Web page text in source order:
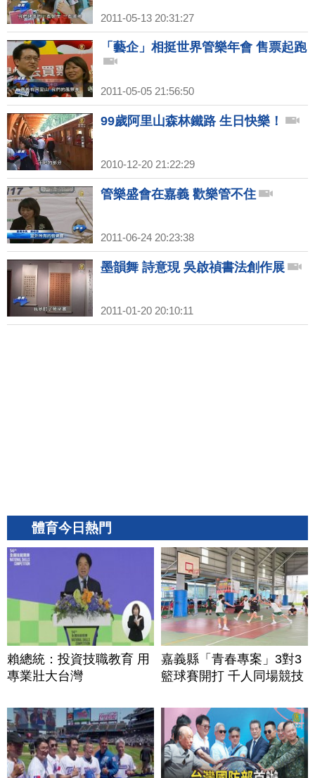
2011-05-13 20:31:27
「藝企」相挺世界管樂年會 售票起跑
2011-05-05 21:56:50
99歲阿里山森林鐵路 生日快樂！
2010-12-20 21:22:29
管樂盛會在嘉義 歡樂管不住
2011-06-24 20:23:38
墨韻舞 詩意現 吳啟禎書法創作展
2011-01-20 20:10:11
體育今日熱門
賴總統：投資技職教育 用
專業壯大台灣
嘉義縣「青春專案」3對3
籃球賽開打 千人同場競技